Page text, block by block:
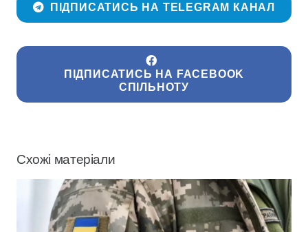
ПІДПИСАТИСЬ НА TELEGRAM КАНАЛ
ПІДПИСАТИСЬ НА FACEBOOK
СПІЛЬНОТУ
Схожі матеріали